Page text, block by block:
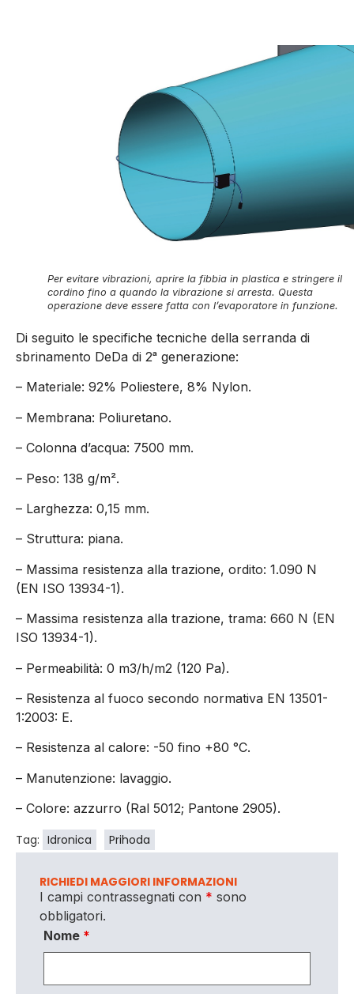
Per evitare vibrazioni, aprire la fibbia in plastica e stringere il
cordino fino a quando la vibrazione si arresta. Questa
operazione deve essere fatta con l’evaporatore in funzione.
Di seguito le specifiche tecniche della serranda di
sbrinamento DeDa di 2ᵃ generazione:
– Materiale: 92% Poliestere, 8% Nylon.
– Membrana: Poliuretano.
– Colonna d’acqua: 7500 mm.
– Peso: 138 g/m².
– Larghezza: 0,15 mm.
– Struttura: piana.
– Massima resistenza alla trazione, ordito: 1.090 N
(EN ISO 13934-1).
– Massima resistenza alla trazione, trama: 660 N (EN
ISO 13934-1).
– Permeabilità: 0 m3/h/m2 (120 Pa).
– Resistenza al fuoco secondo normativa EN 13501-
1:2003: E.
– Resistenza al calore: -50 fino +80 °C.
– Manutenzione: lavaggio.
– Colore: azzurro (Ral 5012; Pantone 2905).
Tag: Idronica Prihoda
RICHIEDI MAGGIORI INFORMAZIONI
I campi contrassegnati con * sono
obbligatori.
Nome *